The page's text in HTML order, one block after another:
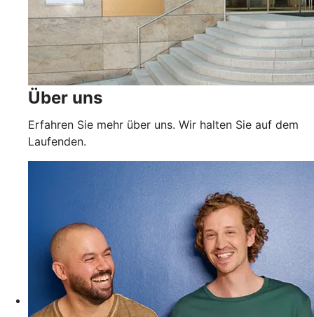
Über uns
Erfahren Sie mehr über uns. Wir halten Sie auf dem
Laufenden.